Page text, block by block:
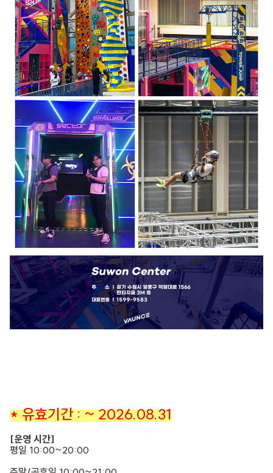
* 유효기간 : ~ 2026.08.31
[운영 시간]
평일 10:00~20:00